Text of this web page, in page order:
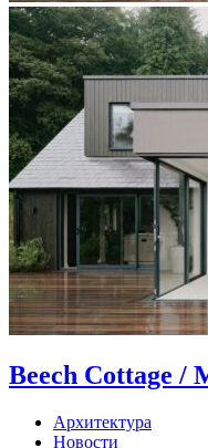
Beech Cottage /
Архитектура
Новости